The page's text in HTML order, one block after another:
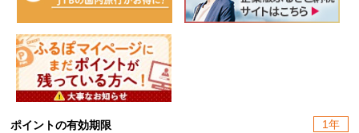
ポイントの有効期限 1年